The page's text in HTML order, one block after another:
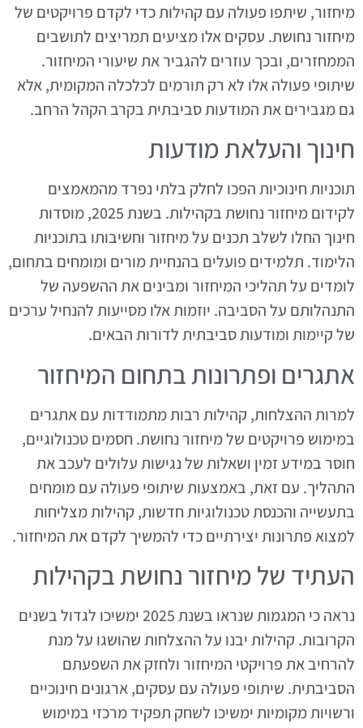
מיחזור, שיתפו פעולה עם קהילות כדי לקדם פרויקטים של
מיחזור נחושת. עסקים אלו מציעים תמריצים לתושבים
הממחזרים, ובכך עוזרים להגביר את שיעורי המיחזור.
שיתופי פעולה אלו לא רק תורמים לכלכלה המקומית, אלא
גם מגבירים את המודעות סביבתית בקרב הקהל הרחב.
חינוך והעלאת מודעות
תוכניות חינוכיות הפכו לחלק בלתי נפרד מהמאמצים
לקידום מיחזור נחושת בקהילות. בשנת 2025, מוסדות
חינוך החלו לשלב תכנים על מיחזור וחשיבותו בתוכניות
הלימוד. תלמידים פועלים בהנחיית מורים ומומחים בתחום,
לומדים על תהליכי המיחזור ומבינים את ההשפעה של
התנהלותם על הסביבה. יוזמות אלו מסייעות להנחיל ערכים
של קיימות ומודעות סביבתית לדורות הבאים.
אתגרים ופתרונות בתחום המיחזור
למרות ההצלחות, קהילות רבות מתמודדות עם אתגרים
במימוש פרויקטים של מיחזור נחושת. חסמים טכנולוגיים,
חוסר במידע זמין ושאלות של נגישות עלולים לעכב את
התהליך. עם זאת, באמצעות שיתופי פעולה עם מומחים
בתעשייה והכנסת טכנולוגיות חדשות, קהילות מצליחות
למצוא פתרונות יצירתיים כדי להמשיך לקדם את המיחזור.
העתיד של מיחזור נחושת בקהילות
נראה כי המגמות שנראו בשנת 2025 ימשיכו לגדול בשנים
הקרובות. קהילות יבנו על ההצלחות שהושגו על מנת
להרחיב את פרויקטי המיחזור ולחזק את השפעתם
הסביבתית. שיתופי פעולה עם עסקים, ארגונים חינוכיים
ורשויות מקומיות ימשיכו לשחק תפקיד מרכזי במימוש